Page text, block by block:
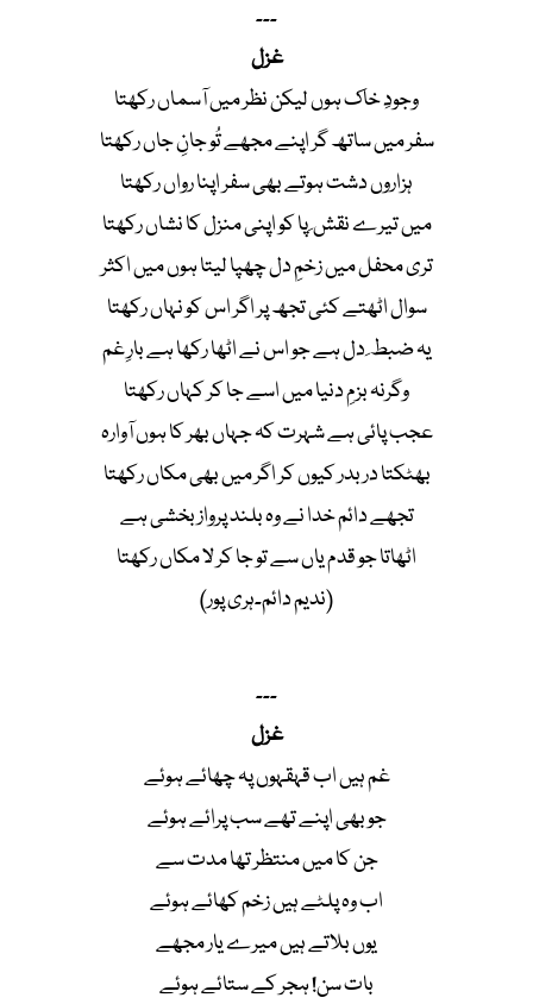
۔۔۔
غزل
وجودِ خاک ہوں لیکن نظر میں آسماں رکھتا
سفر میں ساتھ گر اپنے مجھے تُو جانِ جاں رکھتا
ہزاروں دشت ہوتے بھی سفر اپنا رواں رکھتا
میں تیرے نقش ِ پا کو اپنی منزل کا نشاں رکھتا
تری محفل میں زخمِ دل چھپا لیتا ہوں میں اکثر
سوال اٹھتے کئی تجھ پر اگر اس کو نہاں رکھتا
یہ ضبط ِ دل ہے جو اس نے اٹھا رکھا ہے بارِ غم
وگرنہ بزمِ دنیا میں اسے جا کر کہاں رکھتا
عجب پائی ہے شہرت کہ جہاں بھر کا ہوں آوارہ
بھٹکتا در بدر کیوں کر اگر میں بھی مکاں رکھتا
تجھے دائم خدا نے وہ بلند پرواز بخشی ہے
اٹھاتا جو قدم یاں سے تو جا کر لا مکاں رکھتا
(ندیم دائم۔ہری پور)
۔۔۔
غزل
غم ہیں اب قہقہوں پہ چھائے ہوئے
جو بھی اپنے تھے سب پرائے ہوئے
جن کا میں منتظر تھا مدت سے
اب وہ پلٹے ہیں زخم کھائے ہوئے
یوں بلاتے ہیں میرے یار مجھے
بات سن! ہجر کے ستائے ہوئے